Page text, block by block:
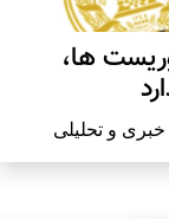
ها،
و تحلیلی